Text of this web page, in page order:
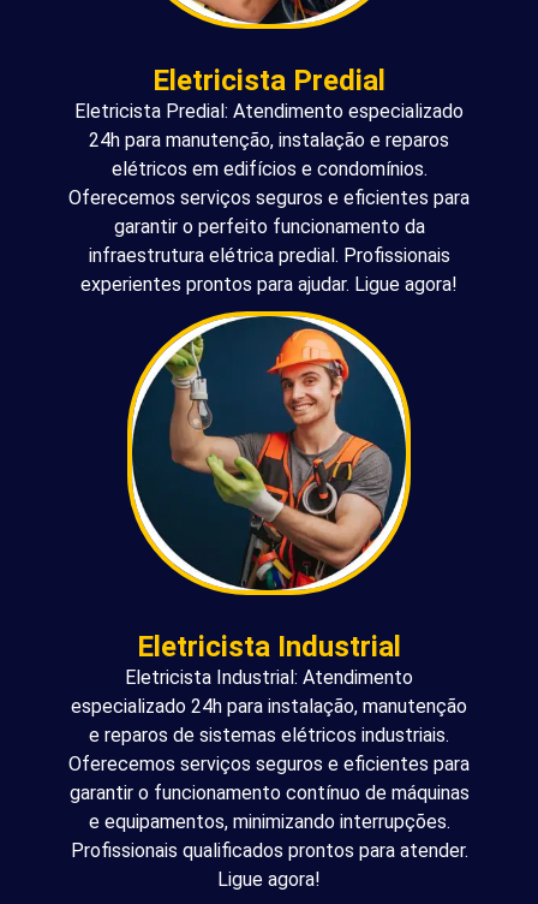
Eletricista Predial
Eletricista Predial: Atendimento especializado
24h para manutenção, instalação e reparos
elétricos em edifícios e condomínios.
Oferecemos serviços seguros e eficientes para
garantir o perfeito funcionamento da
infraestrutura elétrica predial. Profissionais
experientes prontos para ajudar. Ligue agora!
Eletricista Industrial
Eletricista Industrial: Atendimento
especializado 24h para instalação, manutenção
e reparos de sistemas elétricos industriais.
Oferecemos serviços seguros e eficientes para
garantir o funcionamento contínuo de máquinas
e equipamentos, minimizando interrupções.
Profissionais qualificados prontos para atender.
Ligue agora!